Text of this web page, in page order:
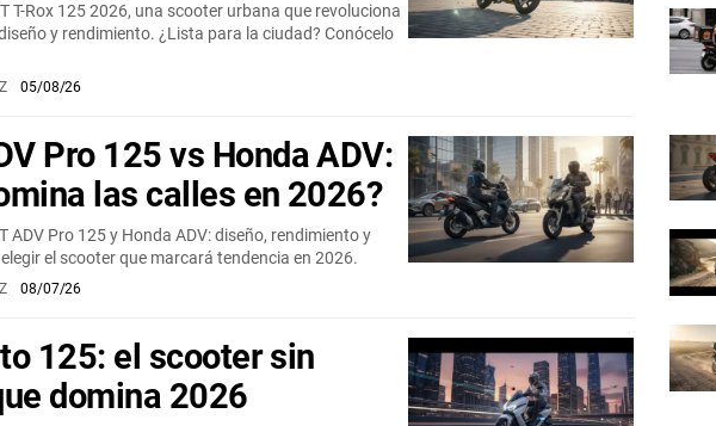
T-Rox 125 2026, una scooter urbana que revoluciona
y rendimiento. ¿Lista para la ciudad? Conócelo
05/08/26
Pro 125 vs Honda ADV:
las calles en 2026?
ADV Pro 125 y Honda ADV: diseño, rendimiento y
el scooter que marcará tendencia en 2026.
08/07/26
125: el scooter sin
domina 2026